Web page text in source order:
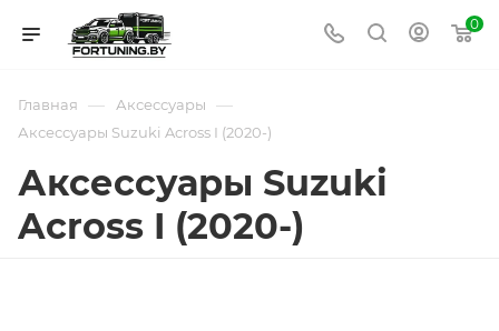
0
Главная — Аксессуары —
Аксессуары Suzuki Across I (2020-)
Аксессуары Suzuki
Across I (2020-)